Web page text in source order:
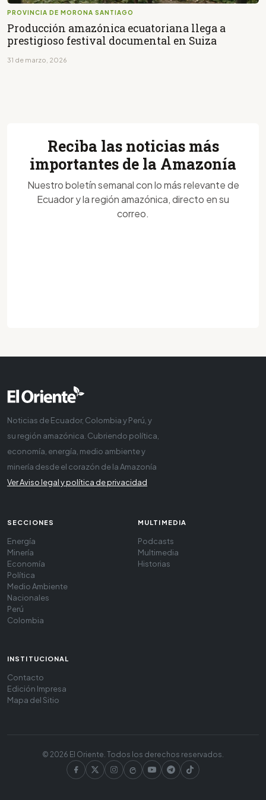
PROVINCIA DE MORONA SANTIAGO
Producción amazónica ecuatoriana llega a
prestigioso festival documental en Suiza
31 de marzo, 2026
Reciba las noticias más
importantes de la Amazonía
Nuestro boletín semanal con lo más relevante de
Ecuador y la región amazónica, directo en su
correo.
Noticias de Ecuador, Colombia y Perú, y
su región amazónica. Cubriendo política,
economía, energía, medio ambiente y
minería desde el corazón de la Amazonía
Ver Aviso legal y política de privacidad
SECCIONES
Energía
Minería
Economía
Política
Medio Ambiente
Nacionales
Perú
Colombia
MULTIMEDIA
Podcasts
Multimedia
Historias
INSTITUCIONAL
Contacto
Edición Impresa
Mapa del Sitio
© 2026 El Oriente. Todos los derechos reservados.